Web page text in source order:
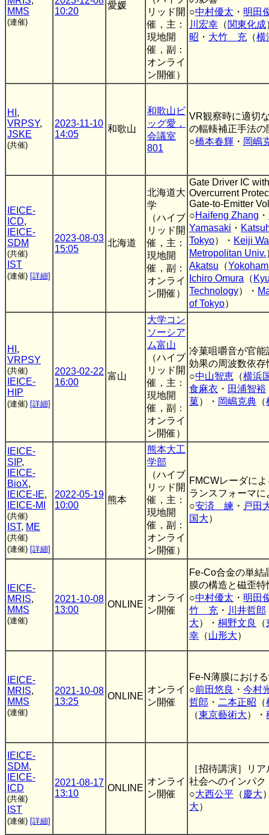
MMS
(連催)
10:20
愛媛
リッド開
催，主：
現地開
催，副：
オンライ
ン開催）
○中村優太 ・ 明田
川宏幸 （関東化成
昭 ・ 大竹 充 （横
HI ,
VRPSY,
JSKE
(共催)
2023-11-10
14:05
和歌山
和歌山ビ
ッグ愛，
会議室
801
VR観察時に適切
の輻輳補正手法の
○橋本春輝 ・ 岡嶋
IEICE-
ICD,
IEICE-
SDM
(共催)
IST
(連催) [詳細]
2023-08-03
15:05
北海道
北海道大
学
（ハイブ
リッド開
催，主：
現地開
催，副：
オンライ
ン開催）
Gate Driver IC
Overcurrent
Gate-to-Emitter
○Haifeng Zhang ・
Yamasaki ・
Tokyo）・ Keiji
Metropolitan Univ.
Akatsu （
Ichiro Omura （
Technology）・
of Tokyo）
HI ,
VRPSY
(共催)
IEICE-
HIP
(連催) [詳細]
2023-02-22
16:00
富山
大学コン
ソーシア
ム富山
（ハイブ
リッド開
催，主：
現地開
催，副：
オンライ
ン開催）
冷菓咀嚼音が官
効果の周波数依存
○中山智恵 （横浜
食麻衣 ・ 田浦智裕
菓）・ 岡嶋克典 （
IEICE-
SIP,
IEICE-
BioX,
IEICE-IE,
IEICE-MI
(共催)
IST, ME
(共催)
(連催) [詳細]
2022-05-19
10:00
熊本
熊本大工
学部
（ハイブ
リッド開
催，主：
現地開
催，副：
オンライ
ン開催）
FMCWレーダに
ランスフォーマ
○安済 練 ・ 戸田
国大）
IEICE-
MRIS,
MMS
(連催)
2021-10-08
13:00
ONLINE
オンライ
ン開催
Fe-Co合金の単結
膜の構造と磁歪特
○中村優太 ・ 明田
竹 充 ・ 川井哲郎
大）・ 桐野文良 （
幸 （山形大）
IEICE-
MRIS,
MMS
(連催)
2021-10-08
13:25
ONLINE
オンライ
ン開催
Fe-N薄膜におけ
○前田悠良 ・ 今村
哲郎 ・ 二本正昭 （
（東京藝術大）・
IEICE-
SDM,
IEICE-
ICD
(共催)
IST
(連催) [詳細]
2021-08-17
13:10
ONLINE
オンライ
ン開催
［招待講演］リ
社会へのインパク
○大西公平 （ 慶大
大）